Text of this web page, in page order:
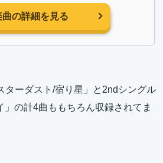
曲の詳細を見る
ターダスト/宿り星」と2ndシングル
」の計4曲ももちろん収録されてま